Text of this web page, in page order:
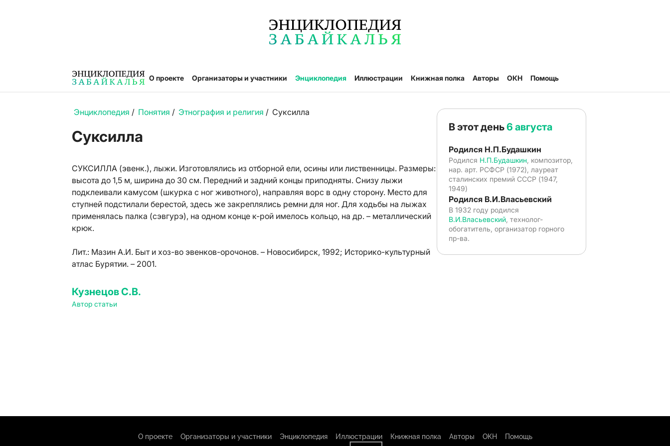
О проекте Организаторы и участники Энциклопедия Иллюстрации Книжная полка Авторы ОКН Помощь
Энциклопедия / Понятия / Этнография и религия / Суксилла
Суксилла
СУКСИЛЛА (эвенк.), лыжи. Изготовлялись из отборной ели, осины или лиственницы. Размеры:
высота до 1,5 м, ширина до 30 см. Передний и задний концы приподняты. Снизу лыжи
подклеивали камусом (шкурка с ног животного), направляя ворс в одну сторону. Место для
ступней подстилали берестой, здесь же закреплялись ремни для ног. Для ходьбы на лыжах
применялась палка (сэвгурэ), на одном конце к-рой имелось кольцо, на др. – металлический
крюк.
Лит.: Мазин А.И. Быт и хоз-во эвенков-орочонов. – Новосибирск, 1992; Историко-культурный
атлас Бурятии. – 2001.
Кузнецов С.В.
Автор статьи
В этот день6 августа
Родился Н.П.Будашкин
Родился Н.П.Будашкин , композитор,
нар. арт. РСФСР (1972), лауреат
сталинских премий СССР (1947,
1949)
Родился В.И.Власьевский
В 1932 году родился
В.И.Власьевский , технолог-
обогатитель, организатор горного
пр-ва.
О проекте Организаторы и участники Энциклопедия Иллюстрации Книжная полка Авторы ОКН Помощь